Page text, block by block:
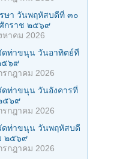
ษา วันพฤหัสบดีที่ ๓๐
กราช ๒๕๖๙
หาคม 2026
ดท่าขนุน วันอาทิตย์ที่
๕๖๙
รกฎาคม 2026
ดท่าขนุน วันอังคารที่
๕๖๙
รกฎาคม 2026
ดท่าขนุน วันพฤหัสบดี
๒๕๖๙
รกฎาคม 2026